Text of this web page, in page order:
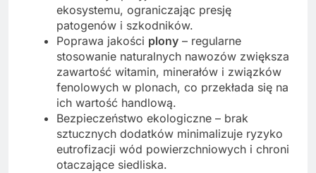
ekosystemu, ograniczając presję
patogenów i szkodników.
Poprawa jakości plony – regularne
stosowanie naturalnych nawozów zwiększa
zawartość witamin, minerałów i związków
fenolowych w plonach, co przekłada się na
ich wartość handlową.
Bezpieczeństwo ekologiczne – brak
sztucznych dodatków minimalizuje ryzyko
eutrofizacji wód powierzchniowych i chroni
otaczające siedliska.